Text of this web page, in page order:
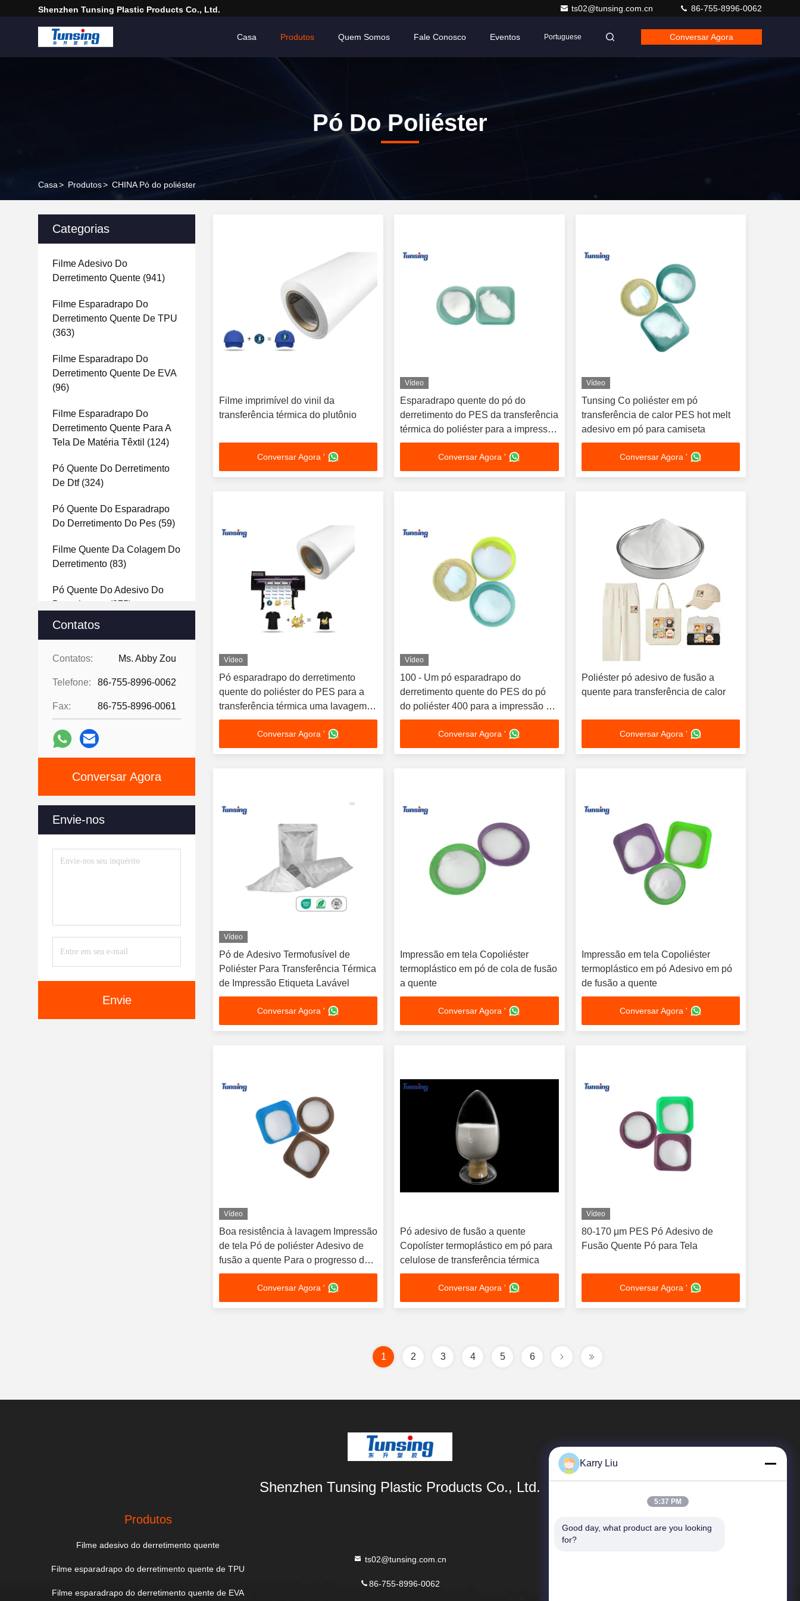
Shenzhen Tunsing Plastic Products Co., Ltd. ts02@tunsing.com.cn 86-755-8996-0062
Casa Produtos Quem Somos Fale Conosco Eventos Portuguese Conversar Agora
Pó Do Poliéster
Casa> Produtos> CHINA Pó do poliéster
Categorias
Filme Adesivo Do
Derretimento Quente (941)
Filme Esparadrapo Do
Derretimento Quente De TPU
(363)
Filme Esparadrapo Do
Derretimento Quente De EVA
(96)
Filme Esparadrapo Do
Derretimento Quente Para A
Tela De Matéria Têxtil (124)
Pó Quente Do Derretimento
De Dtf(324)
Pó Quente Do Esparadrapo
Do Derretimento Do Pes (59)
Filme Quente Da Colagem Do
Derretimento (83)
Pó Quente Do Adesivo Do
Derretimento
(375)
Filme De Transferência De
Fita Adesiva Do Derretimento
ESTIMAÇÃO(121)
Contatos
Contatos: Ms. Abby Zou
Telefone: 86-755-8996-0062
Fax: 86-755-8996-0061
Conversar Agora
Envie-nos
Envie
Filme imprimível do vinil da
transferência térmica do plutônio
Conversar Agora '
Vídeo
Esparadrapo quente do pó do
derretimento do PES da transferência
térmica do poliéster para a impressão
da tela da tela
Conversar Agora '
Vídeo
Tunsing Co poliéster em pó
transferência de calor PES hot melt
adesivo em pó para camiseta
Conversar Agora '
Vídeo
Pó esparadrapo do derretimento
quente do poliéster do PES para a
transferência térmica uma lavagem
de 90 graus resistente
Conversar Agora '
Vídeo
100 - Um pó esparadrapo do
derretimento quente do PES do pó
do poliéster 400 para a impressão da
tela
Conversar Agora '
Poliéster pó adesivo de fusão a
quente para transferência de calor
Conversar Agora '
Vídeo
Pó de Adesivo Termofusível de
Poliéster Para Transferência Térmica
de Impressão Etiqueta Lavável
Conversar Agora '
Impressão em tela Copoliéster
termoplástico em pó de cola de fusão
a quente
Conversar Agora '
Impressão em tela Copoliéster
termoplástico em pó Adesivo em pó
de fusão a quente
Conversar Agora '
Vídeo
Boa resistência à lavagem Impressão
de tela Pó de poliéster Adesivo de
fusão a quente Para o progresso da
tela
Conversar Agora '
Pó adesivo de fusão a quente
Copolíster termoplástico em pó para
celulose de transferência térmica
Conversar Agora '
Vídeo
80-170 μm PES Pó Adesivo de
Fusão Quente Pó para Tela
Conversar Agora '
1 2 3 4 5 6
Shenzhen Tunsing Plastic Products Co., Ltd.
Produtos
Filme adesivo do derretimento quente
Filme esparadrapo do derretimento quente de TPU
Filme esparadrapo do derretimento quente de EVA
ts02@tunsing.com.cn
86-755-8996-0062
Karry Liu
5:37 PM
Good day, what product are you looking
for?